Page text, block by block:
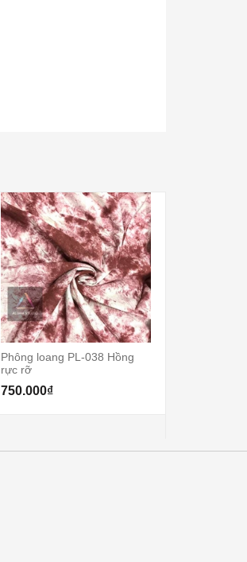
Phông loang PL-038 Hồng
rực rỡ
750.000₫